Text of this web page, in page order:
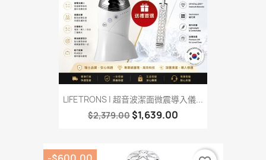
LIFETRONS | 超音波潔面微震導入儀...
$2,379.00 $1,639.00